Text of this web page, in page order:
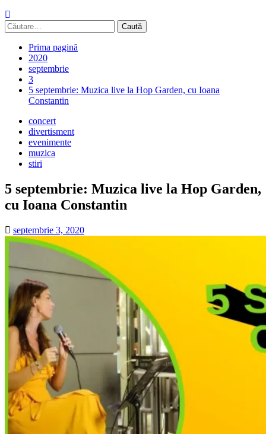
Caută
după:
Prima pagină
2020
septembrie
3
5 septembrie: Muzica live la Hop Garden, cu Ioana
Constantin
concert
divertisment
evenimente
muzica
stiri
5 septembrie: Muzica live la Hop Garden,
cu Ioana Constantin
septembrie 3, 2020